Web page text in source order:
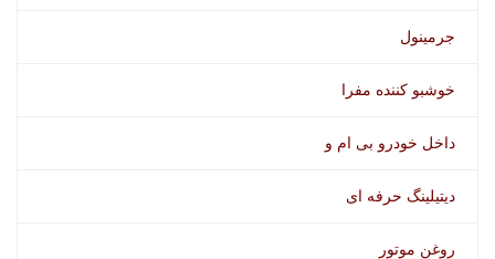
جرمینول
خوشبو کننده مفرا
داخل خودرو بی ام و
دیتیلینگ حرفه ای
روغن موتور